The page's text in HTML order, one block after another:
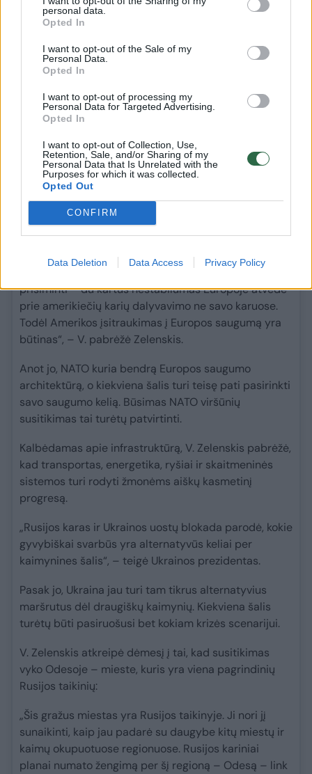
personal data.
Opted In
I want to opt-out of the Sale of my
Personal Data.
Opted In
I want to opt-out of processing my
Personal Data for Targeted Advertising.
Opted In
I want to opt-out of Collection, Use,
Retention, Sale, and/or Sharing of my
Personal Data that Is Unrelated with the
Purposes for which it was collected.
Opted Out
CONFIRM
Data Deletion Data Access Privacy Policy
– teigė V. Zelenskis.
V. Zelenskis taip pat kalbėjo apie Europos Sąjungos ir
NATO plėtros svarbą. Jo nuomone, ES suteikia
Europos šalims galimybę globaliai konkuruoti – be
šios sąjungos europiečiai būtų mažumoje
pasauliniame kontekste. Todėl šalys turi remti viena
Prezidentas pabrėžė, kad Ukraina šiemet tikisi
aiškaus sprendimo dėl derybų klasterių stojimui į ES
– esą Ukraina jau atitinka visus reikalavimus.
„Dabar progreso stabdymas tik gaišina visos Europos
laiką. Visos mūsų tautos tikisi ir nusipelno sąžiningos
plėtros. Tas pats taikytina ir NATO. Taip, Europa turi
daugiau investuoti į savo gynybą, bet JAV turėtų
prisiminti – du kartus nestabilumas Europoje atvedė
prie amerikiečių karių dalyvavimo ne savo karuose.
Todėl Amerikos įsitraukimas į Europos saugumą yra
būtinas“, – V. pabrėžė Zelenskis.
Anot jo, NATO kuria bendrą Europos saugumo
architektūrą, o kiekviena šalis turi teisę pati pasirinkti
savo saugumo kelią. Būsimas NATO viršūnių
susitikimas tai turėtų patvirtinti.
Kalbėdamas apie infrastruktūrą, V. Zelenskis pabrėžė,
kad transportas, energetika, ryšiai ir skaitmeninės
sistemos turi rodyti žmonėms aiškų kasmetinį
progresą.
„Rusijos karas ir Ukrainos uostų blokada parodė, kokie
gyvybiškai svarbūs yra alternatyvūs keliai per
kaimynines šalis“, – teigė Ukrainos prezidentas.
Pasak jo, Ukraina jau turi tam tikrus alternatyvius
maršrutus dėl draugiškų kaimynių. Kiekviena šalis
turėtų būti pasiruošusi bet kokiam krizės scenarijui.
V. Zelenskis atkreipė dėmesį į tai, kad susitikimas
vyko Odesoje – mieste, kuris yra viena pagrindinių
Rusijos taikinių:
„Šis gražus miestas yra Rusijos taikinyje. Ji nori jį
sunaikinti, kaip jau padarė su daugybe kitų miestų ir
kaimų okupuotuose regionuose. Rusijos kariniai
planai numato žengimą per šį regioną – Odesą – link